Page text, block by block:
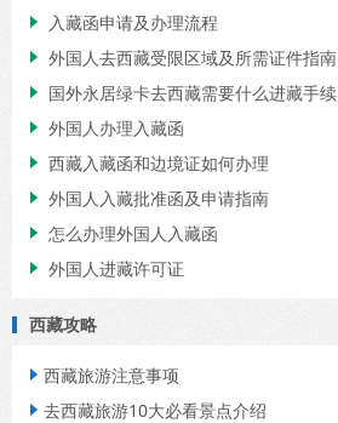
 入藏函申请及办理流程
 外国人去西藏受限区域及所需证件指南
 国外永居绿卡去西藏需要什么进藏手续
 外国人办理入藏函
 西藏入藏函和边境证如何办理
 外国人入藏批准函及申请指南
 怎么办理外国人入藏函
 外国人进藏许可证
西藏攻略
 西藏旅游注意事项
 去西藏旅游10大必看景点介绍